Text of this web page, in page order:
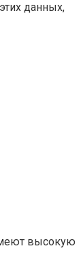
данных,
высокую